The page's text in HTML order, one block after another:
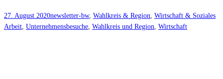
27. August 2020newsletter-bw, Wahlkreis & Region Wirtschaft & Soziales
Arbeit Unternehmensbesuche Wahlkreis und Region Wirtschaft